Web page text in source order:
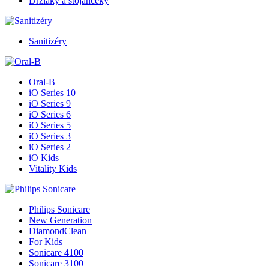
Sanitizéry
Oral-B
iO Series 10
iO Series 9
iO Series 6
iO Series 5
iO Series 3
iO Series 2
iO Kids
Vitality Kids
Philips Sonicare
New Generation
DiamondClean
For Kids
Sonicare 4100
Sonicare 3100